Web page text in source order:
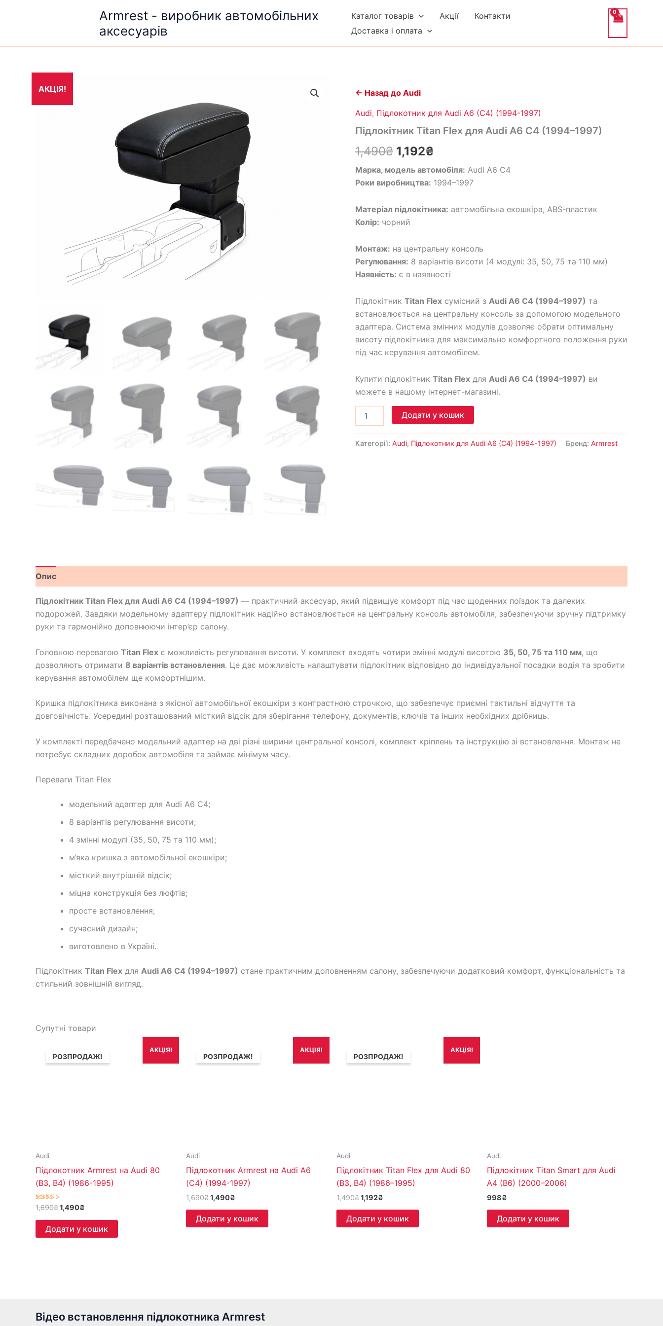
Armrest - виробник автомобільних
аксесуарів
Каталог товарів Акції
Контакти
Доставка і оплата
АКЦІЯ! ← Назад до Audi
Audi, Підлокотник для Audi A6 (C4) (1994-1997)
Підлокітник Titan Flex для Audi A6 C4 (1994–1997)
1,490₴
Оригінальна
1,490₴.
1,192₴
1,192₴.
Марка, модель автомобіля: Audi A6 C4
Роки виробництва: 1994–1997
Матеріал підлокітника: автомобільна екошкіра, ABS-пластик
Колір: чорний
Монтаж: на центральну консоль
Регулювання: 8 варіантів висоти (4 модулі: 35, 50, 75 та 110 мм)
Наявність: є в наявності
Підлокітник Titan Flex сумісний з Audi A6 C4 (1994–1997) та
встановлюється на центральну консоль за допомогою модельного
адаптера. Система змінних модулів дозволяє обрати оптимальну
висоту підлокітника для максимально комфортного положення руки
під час керування автомобілем.
Купити підлокітник Titan Flex для Audi A6 C4 (1994–1997) ви
можете в нашому інтернет-магазині.
Titan
для
A6
(1994–
1997)
кількість
Додати у кошик
Категорії: Audi, Підлокотник для Audi A6 (C4) (1994-1997) Бренд: Armrest
Опис
Підлокітник Titan Flex для Audi A6 C4 (1994–1997) — практичний аксесуар, який підвищує комфорт під час щоденних поїздок та далеких
подорожей. Завдяки модельному адаптеру підлокітник надійно встановлюється на центральну консоль автомобіля, забезпечуючи зручну підтримку
руки та гармонійно доповнюючи інтер’єр салону.
Головною перевагою Titan Flex є можливість регулювання висоти. У комплект входять чотири змінні модулі висотою 35, 50, 75 та 110 мм, що
дозволяють отримати 8 варіантів встановлення. Це дає можливість налаштувати підлокітник відповідно до індивідуальної посадки водія та зробити
керування автомобілем ще комфортнішим.
Кришка підлокітника виконана з якісної автомобільної екошкіри з контрастною строчкою, що забезпечує приємні тактильні відчуття та
довговічність. Усередині розташований місткий відсік для зберігання телефону, документів, ключів та інших необхідних дрібниць.
У комплекті передбачено модельний адаптер на дві різні ширини центральної консолі, комплект кріплень та інструкцію зі встановлення. Монтаж не
потребує складних доробок автомобіля та займає мінімум часу.
Переваги Titan Flex
модельний адаптер для Audi A6 C4;
8 варіантів регулювання висоти;
4 змінні модулі (35, 50, 75 та 110 мм);
м’яка кришка з автомобільної екошкіри;
місткий внутрішній відсік;
міцна конструкція без люфтів;
просте встановлення;
сучасний дизайн;
виготовлено в Україні.
Підлокітник Titan Flex для Audi A6 C4 (1994–1997) стане практичним доповненням салону, забезпечуючи додатковий комфорт, функціональність та
стильний зовнішній вигляд.
Супутні товари
АКЦІЯ!
РОЗПРОДАЖ!
Audi
Підлокотник Armrest на Audi 80
(B3, B4) (1986-1995)
Оцінено в
5.00
з 5
1,690₴
ціна:
1,690₴.
1,490₴
ціна:
1,490₴.
Додати у кошик
АКЦІЯ!
РОЗПРОДАЖ!
Audi
Підлокотник Armrest на Audi A6
(C4) (1994-1997)
1,690₴
ціна:
1,690₴.
1,490₴
ціна:
1,490₴.
Додати у кошик
АКЦІЯ!
РОЗПРОДАЖ!
Audi
Підлокітник Titan Flex для Audi 80
(B3, B4) (1986–1995)
1,490₴
ціна:
1,490₴.
1,192₴
ціна:
1,192₴.
Додати у кошик
Audi
Підлокітник Titan Smart для Audi
A4 (B6) (2000–2006)
998₴
Додати у кошик
Відео встановлення підлокотника Armrest